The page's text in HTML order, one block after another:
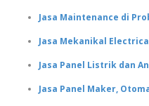
Jasa Maintenance di
Jasa Mekanikal
Jasa Panel Listrik dan
Jasa Panel Maker,